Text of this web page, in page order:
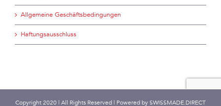
Allgemeine Geschäftsbedingungen
Haftungsausschluss
Copyright 2020 | All Rights Reserved | Powered by SWISSMADE.DIRECT